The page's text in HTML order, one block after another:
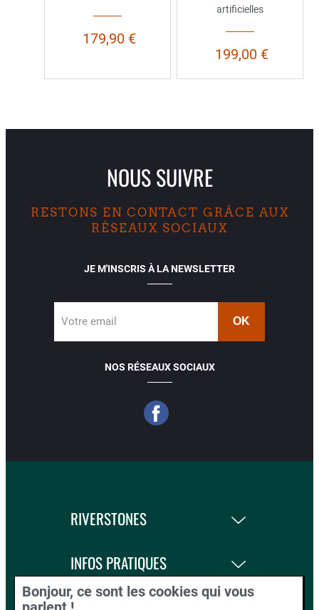
179,90 €
artificielles
199,00 €
NOUS SUIVRE
RESTONS EN CONTACT GRÂCE AUX
RÉSEAUX SOCIAUX
JE M'INSCRIS À LA NEWSLETTER
Votre email
NOS RÉSEAUX SOCIAUX
RIVERSTONES
INFOS PRATIQUES
Bonjour, ce sont les cookies qui vous